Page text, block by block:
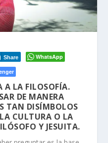
Share
WhatsApp
A LA FILOSOFÍA.
DE MANERA
TAN DISÍMBOLOS
CULTURA O LA
Y JESUITA.